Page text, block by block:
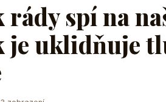
spí na
je uklidňuje